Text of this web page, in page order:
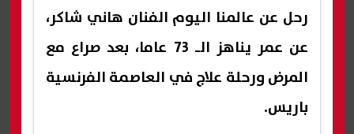
رحل عن عالمنا اليوم الفنان هاني شاكر،
عن عمر يناهز الـ 73 عاما، بعد صراع مع
المرض ورحلة علاج في العاصمة الفرنسية
باريس.